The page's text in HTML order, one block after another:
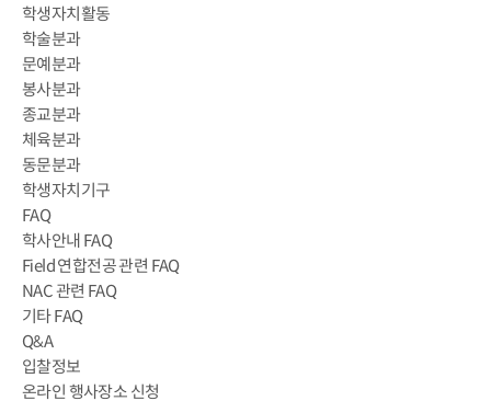
학생자치활동
학술분과
문예분과
봉사분과
종교분과
체육분과
동문분과
학생자치기구
FAQ
학사안내 FAQ
Field 연합전공 관련 FAQ
NAC 관련 FAQ
기타 FAQ
Q&A
입찰정보
온라인 행사장소 신청